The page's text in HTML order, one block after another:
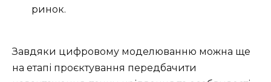
ринок.
Завдяки цифровому моделюванню можна ще
на етапі проєктування передбачити